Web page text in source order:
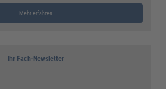
Mehr erfahren
Ihr Fach-Newsletter